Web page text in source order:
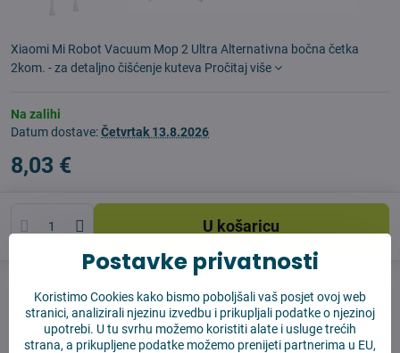
Xiaomi Mi Robot Vacuum Mop 2 Ultra Alternativna bočna četka
2kom. - za detaljno čišćenje kuteva Pročitaj više
Na zalihi
Datum dostave:Četvrtak 13.8.2026
8,03 €
U košaricu
Proizvođač:Vysajto.sk
Postavke privatnosti
Koristimo Cookies kako bismo poboljšali vaš posjet ovoj web
stranici, analizirali njezinu izvedbu i prikupljali podatke o njezinoj
upotrebi. U tu svrhu možemo koristiti alate i usluge trećih
strana, a prikupljene podatke možemo prenijeti partnerima u EU,